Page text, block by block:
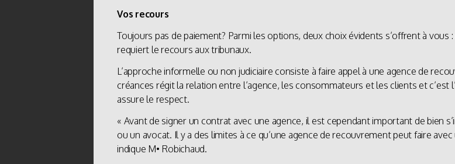
Vos recours
Toujours pas de paiement? Parmi les options, deux choix évidents s’offrent à
requiert le recours aux tribunaux.
L’approche informelle ou non judiciaire consiste à faire appel à une agence de
créances régit la relation entre l’agence, les consommateurs et les clients et
assure le respect.
« Avant de signer un contrat avec une agence, il est cependant important de bien
ou un avocat. Il y a des limites à ce qu’une agence de recouvrement peut faire
indique M• Robichaud.